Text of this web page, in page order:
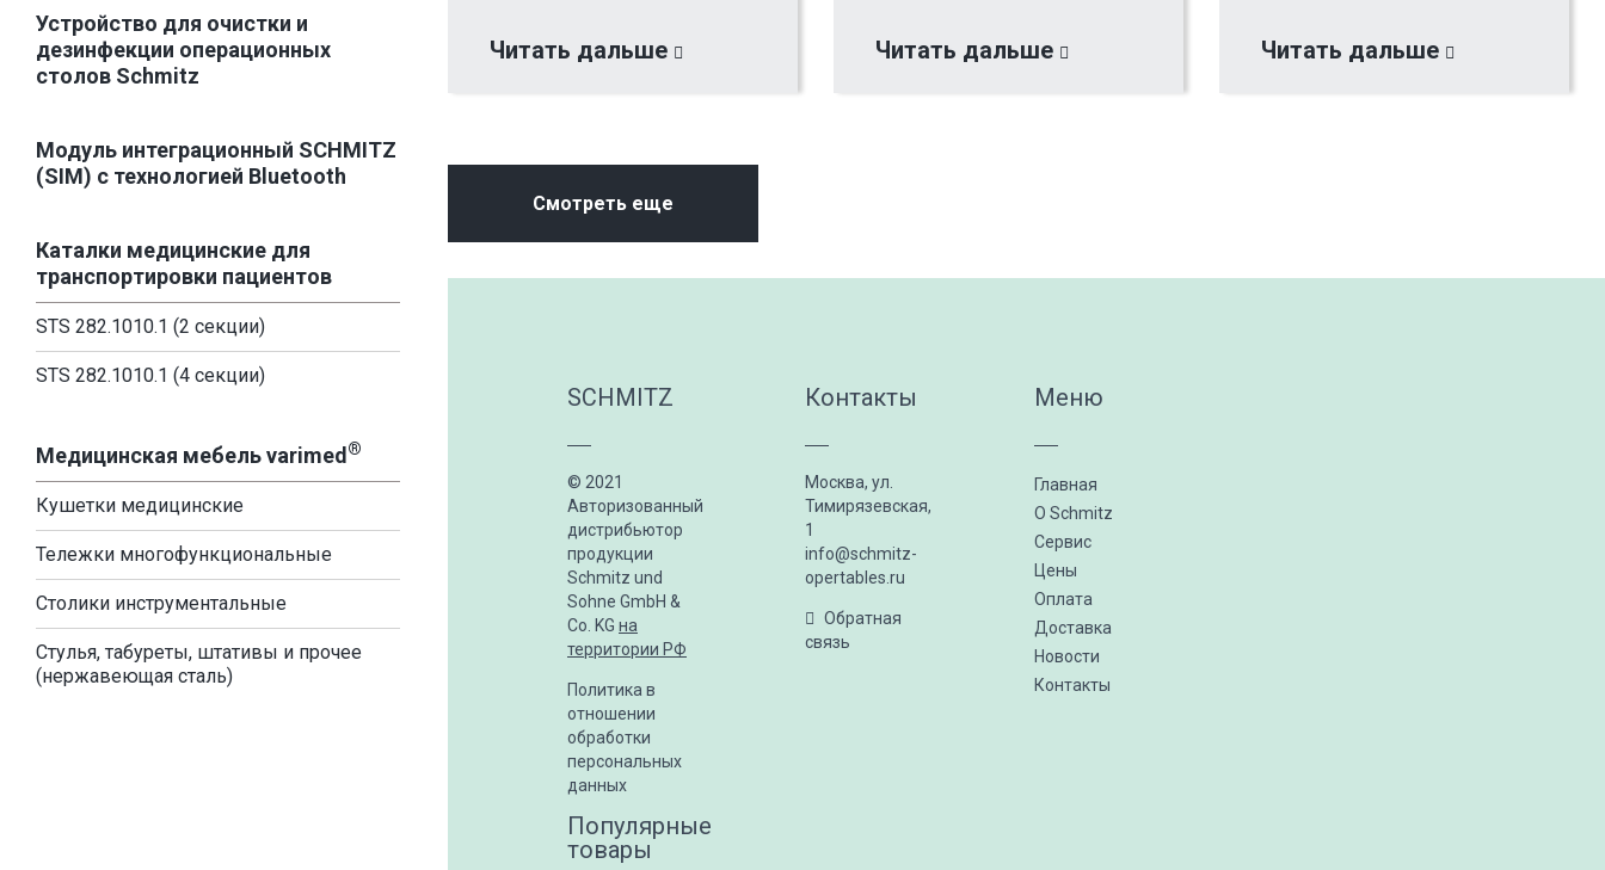
Устройство для очистки и
дезинфекции операционных
столов Schmitz
Модуль интеграционный SCHMITZ
(SIM) с технологией Bluetooth
Каталки медицинские для
транспортировки пациентов
STS 282.1010.1 (2 секции)
STS 282.1010.1 (4 секции)
Медицинская мебель varimed ®
Кушетки медицинские
Тележки многофункциональные
Столики инструментальные
Стулья, табуреты, штативы и прочее
(нержавеющая сталь)
Читать дальше Читать дальше Читать дальше
Смотреть еще
SCHMITZ
© 2021
Авторизованный
дистрибьютор
продукции
Schmitz und
Sohne GmbH &
Co. KG на
территории РФ
Политика в
отношении
обработки
персональных
данных
Контакты
Москва, ул.
Тимирязевская,
1
info@schmitz-
opertables.ru
Обратная
связь
Меню
Главная
О Schmitz
Сервис
Цены
Оплата
Доставка
Новости
Контакты
Популярные
товары